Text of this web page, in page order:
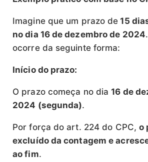
Imagine que um prazo de 15
no dia 16 de dezembro de 2024
ocorre da seguinte forma:
Início do prazo:
O prazo começa no dia16 de
2024 (segunda).
Por força do art. 224 do CPC, o
excluído da contagem e
ao fim.